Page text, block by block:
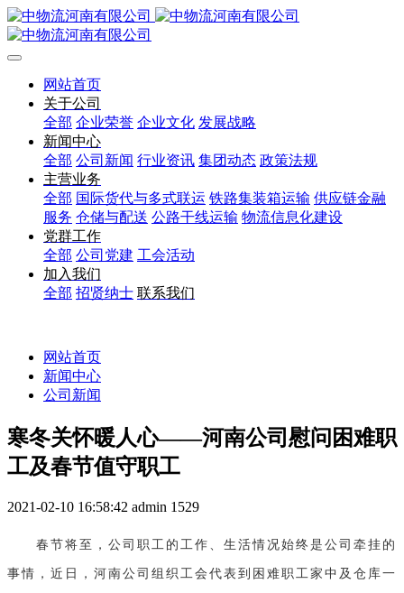
网站首页
关于公司
全部 企业荣誉 企业文化 发展战略
新闻中心
全部 公司新闻 行业资讯 集团动态 政策法规
主营业务
全部 国际货代与多式联运 铁路集装箱运输 供应链金融
服务 仓储与配送 公路干线运输 物流信息化建设
党群工作
全部 公司党建 工会活动
加入我们
全部 招贤纳士 联系我们
网站首页
新闻中心
公司新闻
寒冬关怀暖人心——河南公司慰问困难职
工及春节值守职工
2021-02-10 16:58:42 admin 1529
春节将至，公司职工的工作、生活情况始终是公司牵挂的
事情，近日，河南公司组织工会代表到困难职工家中及仓库一